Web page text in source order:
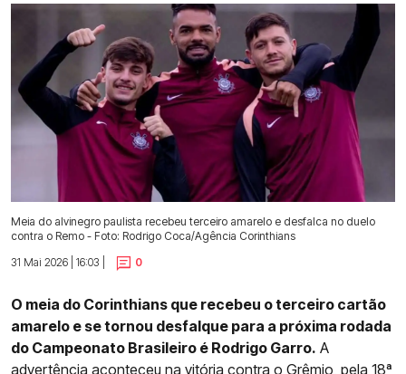
Meia do alvinegro paulista recebeu terceiro amarelo e desfalca no duelo
contra o Remo - Foto: Rodrigo Coca/Agência Corinthians
31 Mai 2026 | 16:03 |
0
O meia do Corinthians que recebeu o terceiro cartão
amarelo e se tornou desfalque para a próxima rodada
do Campeonato Brasileiro é Rodrigo Garro. A
advertência aconteceu na vitória contra o Grêmio, pela 18ª